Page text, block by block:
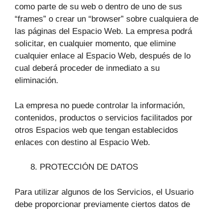
como parte de su web o dentro de uno de sus
“frames” o crear un “browser” sobre cualquiera de
las páginas del Espacio Web. La empresa podrá
solicitar, en cualquier momento, que elimine
cualquier enlace al Espacio Web, después de lo
cual deberá proceder de inmediato a su
eliminación.
La empresa no puede controlar la información,
contenidos, productos o servicios facilitados por
otros Espacios web que tengan establecidos
enlaces con destino al Espacio Web.
PROTECCIÓN DE DATOS
Para utilizar algunos de los Servicios, el Usuario
debe proporcionar previamente ciertos datos de